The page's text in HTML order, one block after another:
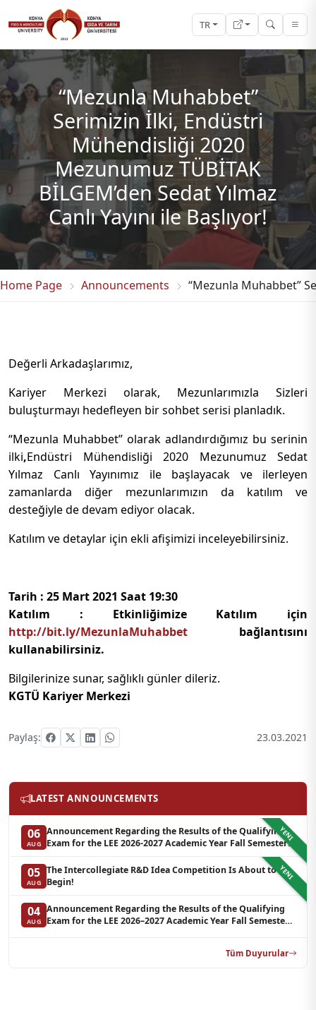
TR
“Mezunla Muhabbet”
Serimizin İlki, Endüstri
Mühendisliği 2020
Mezunumuz TÜBİTAK
BİLGEM’den Sedat Yılmaz
Canlı Yayını ile Başlıyor!
Home Page Announcements “Mezunla Muhabbet”
Değerli Arkadaşlarımız,
Kariyer Merkezi olarak, Mezunlarımızla Sizleri
buluşturmayı hedefleyen bir sohbet serisi planladık.
“Mezunla Muhabbet” olarak adlandırdığımız bu serinin
ilki,Endüstri Mühendisliği 2020 Mezunumuz Sedat
Yılmaz Canlı Yayınımız ile başlayacak ve ilerleyen
zamanlarda diğer mezunlarımızın da katılım ve
desteğiyle de devam ediyor olacak.
Katılım ve detaylar için ekli afişimizi inceleyebilirsiniz.
Tarih : 25 Mart 2021 Saat 19:30
Katılım : Etkinliğimize Katılım için
http://bit.ly/MezunlaMuhabbet bağlantısını
kullanabilirsiniz.
Bilgilerinize sunar, sağlıklı günler dileriz.
KGTÜ Kariyer Merkezi
Paylaş: 23.03.2021
LATEST ANNOUNCEMENTS
YENI
06
AUG
Announcement Regarding the Results of the Qualifying
Exam for the LEE 2026-2027 Academic Year Fall Semester
Graduate Programs in Clinical Psychology (Waiting List-3)
YENI
05
AUG
The Intercollegiate R&D Idea Competition Is About to
Begin!
04
AUG
Announcement Regarding the Results of the Qualifying
Exam for the LEE 2026–2027 Academic Year Fall Semester
Tüm Duyurular